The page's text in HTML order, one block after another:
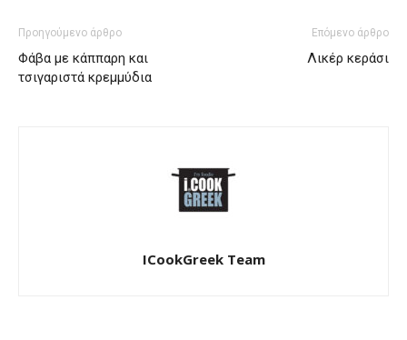
Προηγούμενο άρθρο
Φάβα με κάππαρη και
τσιγαριστά κρεμμύδια
Επόμενο άρθρο
Λικέρ κεράσι
ICookGreek Team